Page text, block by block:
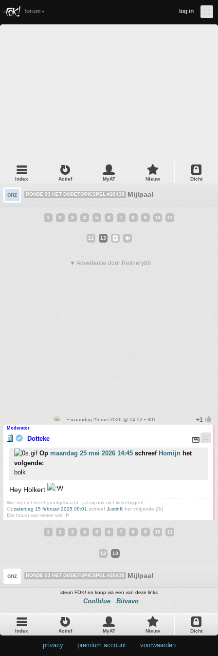
forum log in
Index Actief MyAT Nieuw Dicht
onz RONDE 93 HET DODETOPICSPEL #20430 Mijlpaal
1 2 3 4 5 6 7 8 9 10 11
12 13
▼ Advertentie door Refinery89
• maandag 25 mei 2026 @ 14:52 • 301
Moderator
Dotteke
Op maandag 25 mei 2026 14:45 schreef Homijn het
volgende:
bolk
Hey Holkert
Wie mij niet heeft grootgebracht, zal mij ook niet klein krijgen!
Opzaterdag 15 februari 2025 08:01 schreef JustinK het volgende:[/b]
Dot houdt van lekker vlot :P
1 2 3 4 5 6 7 8 9 10 11
12 13
onz RONDE 93 HET DODETOPICSPEL #20430 Mijlpaal
steun FOK! en koop via een van deze links
Coolblue Bitvavo
Index Actief MyAT Nieuw Dicht
privacy premium account voorwaarden